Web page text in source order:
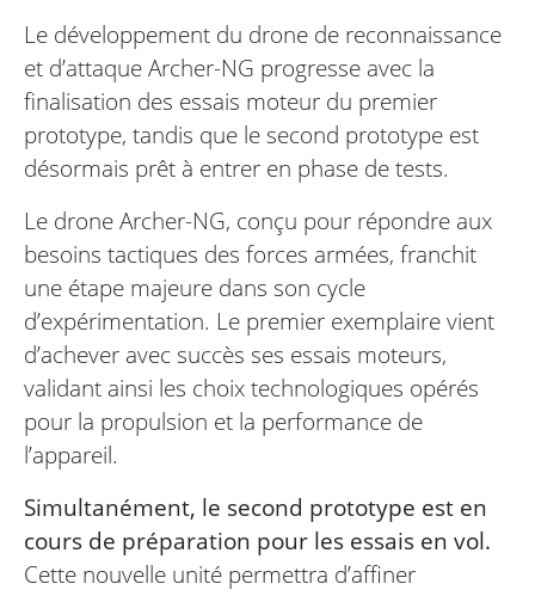
Le développement du drone de reconnaissance
et d’attaque Archer-NG progresse avec la
finalisation des essais moteur du premier
prototype, tandis que le second prototype est
désormais prêt à entrer en phase de tests.
Le drone Archer-NG, conçu pour répondre aux
besoins tactiques des forces armées, franchit
une étape majeure dans son cycle
d’expérimentation. Le premier exemplaire vient
d’achever avec succès ses essais moteurs,
validant ainsi les choix technologiques opérés
pour la propulsion et la performance de
l’appareil.
Simultanément, le second prototype est en
cours de préparation pour les essais en vol.
Cette nouvelle unité permettra d’affiner